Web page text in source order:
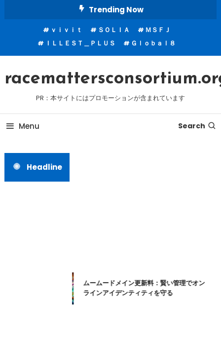
Trending Now
ｖｉｖｉｔ ＳＯＬＩＡ
ＭＳＦＪ
ＩＬＬＥＳＴ＿ＰＬＵＳ
Ｇｌｏｂａｌ８
PR：本サイトにはプロモーションが含まれています
Menu Search
Headline
ムームードメイン更新料：賢い管理でオン
ラインアイデンティティを守る